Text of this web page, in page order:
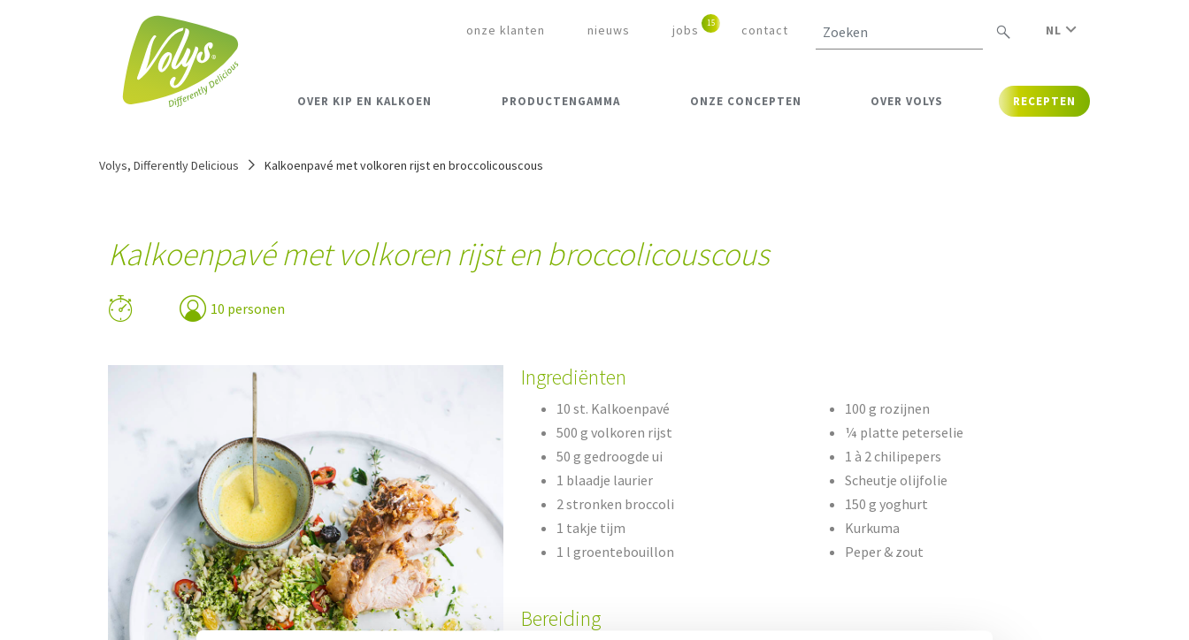
onze klanten nieuws jobs contact NL
OVER KIP EN KALKOEN PRODUCTENGAMMA ONZE CONCEPTEN OVER VOLYS RECEPTEN
Volys, Differently Delicious Kalkoenpavé met volkoren rijst en broccolicouscous
Kalkoenpavé met volkoren rijst en broccolicouscous
10 personen
Ingrediënten
10 st. Kalkoenpavé
500 g volkoren rijst
50 g gedroogde ui
1 blaadje laurier
2 stronken broccoli
1 takje tijm
1 l groentebouillon
100 g rozijnen
¼ platte peterselie
1 à 2 chilipepers
Scheutje olijfolie
150 g yoghurt
Kurkuma
Peper & zout
Bereiding